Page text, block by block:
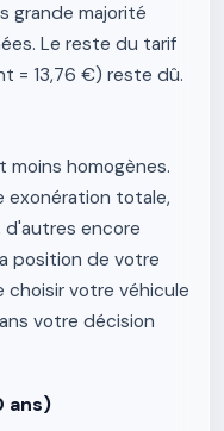
grande majorité
Le reste du tarif
= 13,76 €) reste dû.
moins homogènes.
exonération totale,
encore
position de votre
choisir votre véhicule
votre décision
ans)